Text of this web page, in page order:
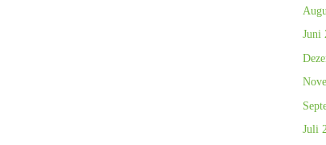
Juni
Juli